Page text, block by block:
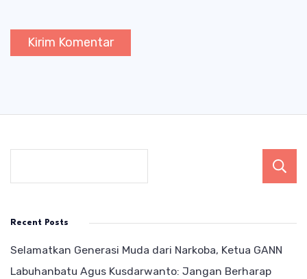
Recent Posts
Selamatkan Generasi Muda dari Narkoba, Ketua GANN
Labuhanbatu Agus Kusdarwanto: Jangan Berharap